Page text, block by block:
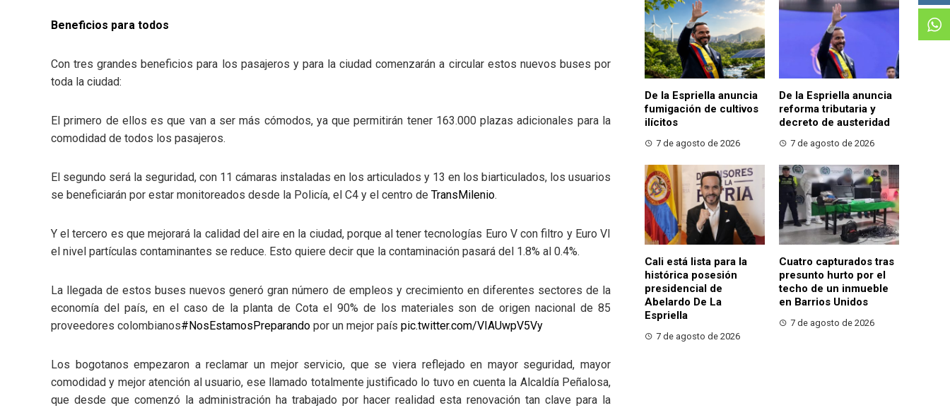
Beneficios para todos
Con tres grandes beneficios para los pasajeros y para la ciudad comenzarán a circular estos nuevos buses por
toda la ciudad:
El primero de ellos es que van a ser más cómodos, ya que permitirán tener 163.000 plazas adicionales para la
comodidad de todos los pasajeros.
El segundo será la seguridad, con 11 cámaras instaladas en los articulados y 13 en los biarticulados, los usuarios
se beneficiarán por estar monitoreados desde la Policía, el C4 y el centro de TransMilenio.
Y el tercero es que mejorará la calidad del aire en la ciudad, porque al tener tecnologías Euro V con filtro y Euro VI
el nivel partículas contaminantes se reduce. Esto quiere decir que la contaminación pasará del 1.8% al 0.4%.
La llegada de estos buses nuevos generó gran número de empleos y crecimiento en diferentes sectores de la
economía del país, en el caso de la planta de Cota el 90% de los materiales son de origen nacional de 85
proveedores colombianos#NosEstamosPreparando por un mejor país pic.twitter.com/VIAUwpV5Vy
Los bogotanos empezaron a reclamar un mejor servicio, que se viera reflejado en mayor seguridad, mayor
comodidad y mejor atención al usuario, ese llamado totalmente justificado lo tuvo en cuenta la Alcaldía Peñalosa,
que desde que comenzó la administración ha trabajado por hacer realidad esta renovación tan clave para la
De la Espriella anuncia
fumigación de cultivos
ilícitos
7 de agosto de 2026
De la Espriella anuncia
reforma tributaria y
decreto de austeridad
7 de agosto de 2026
Cali está lista para la
histórica posesión
presidencial de
Abelardo De La
Espriella
7 de agosto de 2026
Cuatro capturados tras
presunto hurto por el
techo de un inmueble
en Barrios Unidos
7 de agosto de 2026